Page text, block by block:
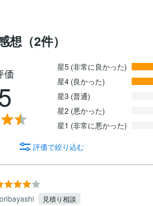
想（2件）
価
星5 (非常に良かった)
星4 (良かった)
星3 (普通)
星2 (悪かった)
星1 (非常に悪かった)
評価で絞り込む
見積り相談